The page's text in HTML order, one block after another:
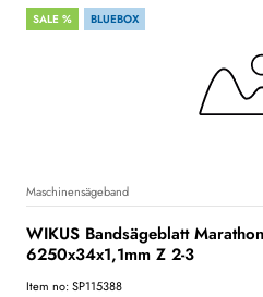
SALE % BLUEBOX
Maschinensägeband
WIKUS Bandsägeblatt
6250x34x1,1mm Z 2-3
Item no: SP115388